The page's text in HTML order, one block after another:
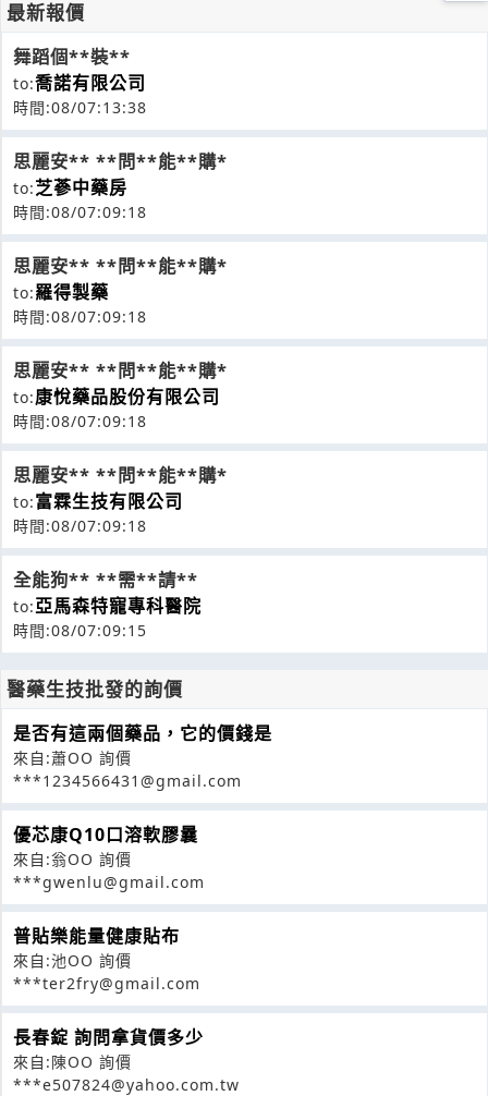
最新報價
舞蹈個**裝**
to:喬諾有限公司
時間:08/07:13:38
思麗安** **問**能**購*
to:芝蔘中藥房
時間:08/07:09:18
思麗安** **問**能**購*
to:羅得製藥
時間:08/07:09:18
思麗安** **問**能**購*
to:康悅藥品股份有限公司
時間:08/07:09:18
思麗安** **問**能**購*
to:富霖生技有限公司
時間:08/07:09:18
全能狗** **需**請**
to:亞馬森特寵專科醫院
時間:08/07:09:15
醫藥生技批發的詢價
是否有這兩個藥品，它的價錢是
來自:蕭OO 詢價
***1234566431@gmail.com
優芯康Q10口溶軟膠曩
來自:翁OO 詢價
***gwenlu@gmail.com
普貼樂能量健康貼布
來自:池OO 詢價
***ter2fry@gmail.com
長春錠 詢問拿貨價多少
來自:陳OO 詢價
***e507824@yahoo.com.tw